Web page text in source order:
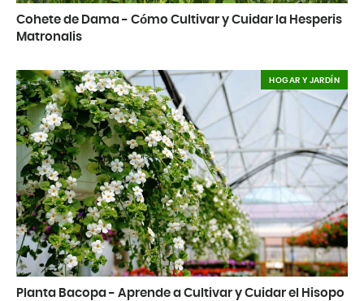
Cohete de Dama - Cómo Cultivar y Cuidar la Hesperis
Matronalis
Planta Bacopa - Aprende a Cultivar y Cuidar el Hisopo
HOGAR Y JARDÍN